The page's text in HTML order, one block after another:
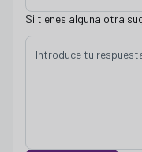
Si tienes alguna otra